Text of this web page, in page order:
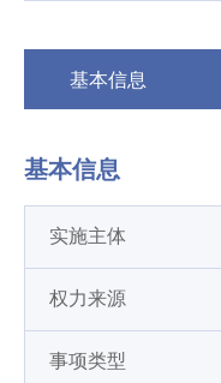
基本信息
基本信息
实施主体
权力来源
事项类型